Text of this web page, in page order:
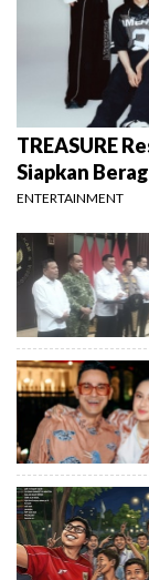
TREASURE
Siapkan
ENTERTAINMENT